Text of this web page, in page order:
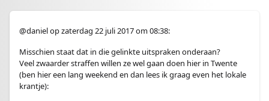
@daniel op zaterdag 22 juli 2017 om 08:38:
Misschien staat dat in die gelinkte uitspraken onderaan?
Veel zwaarder straffen willen ze wel gaan doen hier in Twente
(ben hier een lang weekend en dan lees ik graag even het lokale
krantje):